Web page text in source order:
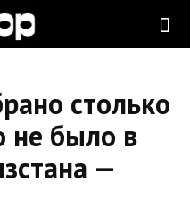
столько
не было в
—